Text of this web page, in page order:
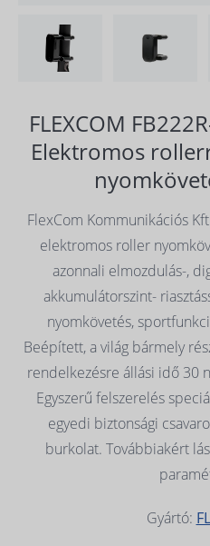
FLEXCOM
Elektromos
FlexCom Kommunikációs
elektromos roller
azonnali elmozdulás-,
akkumulátorszint-
nyomkövetés,
Beépített, a világ bármely
rendelkezésre állási idő 30
Egyszerű felszerelés
egyedi biztonsági
burkolat. Továbbiakért
Gyártó: